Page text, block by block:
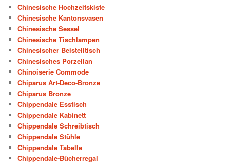
Chinesische Hochzeitskiste
Chinesische Kantonsvasen
Chinesische Sessel
Chinesische Tischlampen
Chinesischer Beistelltisch
Chinesisches Porzellan
Chinoiserie Commode
Chiparus Art-Deco-Bronze
Chiparus Bronze
Chippendale Esstisch
Chippendale Kabinett
Chippendale Schreibtisch
Chippendale Stühle
Chippendale Tabelle
Chippendale-Bücherregal